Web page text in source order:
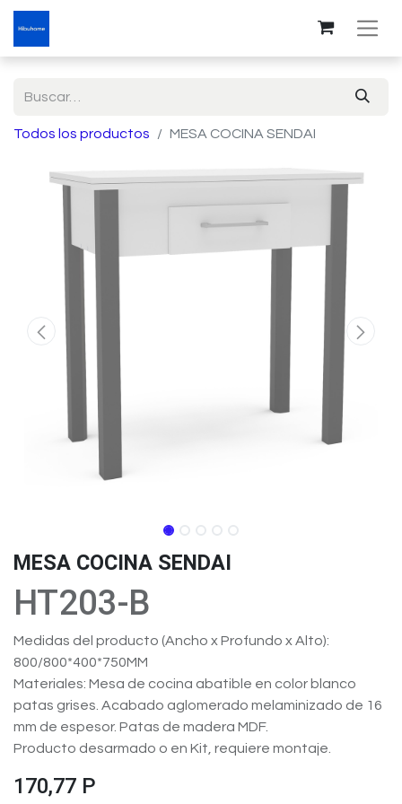
Todos los productos MESA COCINA SENDAI
MESA COCINA SENDAI
HT203-B
Medidas del producto (Ancho x Profundo x Alto):
800/800*400*750MM
Materiales: Mesa de cocina abatible en color blanco
patas grises. Acabado aglomerado melaminizado de 16
mm de espesor. Patas de madera MDF.
Producto desarmado o en Kit, requiere montaje.
170,77 P